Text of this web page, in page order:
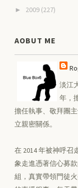
► 2009 (227)
AOBUT ME
淡江
年，
擔任執事、敬拜團
立親密關係。
在 2014 年被神呼
象走進憑著信心募
組，真實帶領門徒